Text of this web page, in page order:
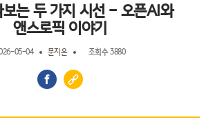
는 두 가지 시선 - 오픈AI와
앤스로픽 이야기
05-04 문지은 조회수 3880